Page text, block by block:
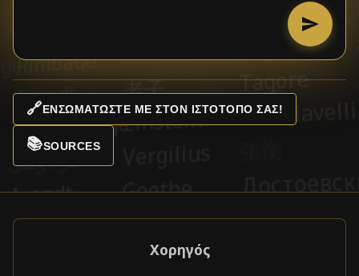
🔗ΕΝΣΩΜΑΤΏΣΤΕ ΜΕ ΣΤΟΝ ΙΣΤΌΤΟΠΌ ΣΑΣ!
📚SOURCES
Χορηγός